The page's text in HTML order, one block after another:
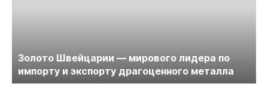
Золото Швейцарии — мирового лидера по
импорту и экспорту драгоценного металла